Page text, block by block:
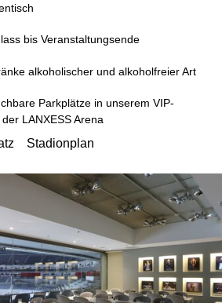
bis Veranstaltungsende
alkoholischer und alkoholfreier Art
Parkplätze in unserem VIP-
LANXESS Arena
Stadionplan